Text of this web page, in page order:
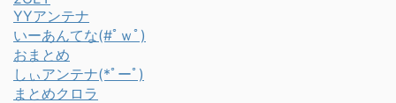
YYアンテナ
いーあんてな(#ﾟｗﾟ)
おまとめ
しぃアンテナ(*ﾟーﾟ)
まとめクロラ